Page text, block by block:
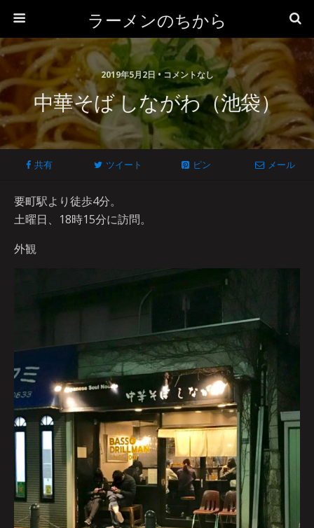
ラーメンのちから
2019年5月2日 • コメントなし
中華そば しながわ（池袋）
共有 ツイート ピン メール
要町駅より徒歩4分。
土曜日、18時15分に訪問。
外観